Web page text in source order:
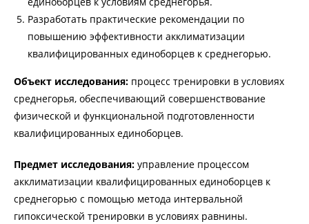
Разработать практические рекомендации по
повышению эффективности акклиматизации
квалифицированных единоборцев к среднегорью.
Объект исследования: процесс тренировки в условиях
среднегорья, обеспечивающий совершенствование
физической и функциональной подготовленности
квалифицированных единоборцев.
Предмет исследования: управление процессом
акклиматизации квалифицированных единоборцев к
среднегорью с помощью метода интервальной
гипоксической тренировки в условиях равнины.